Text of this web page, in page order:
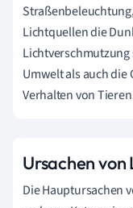
Lichtquellen die
Umwelt als auch die
Verhalten von
Ursachen
Die Hauptursachen